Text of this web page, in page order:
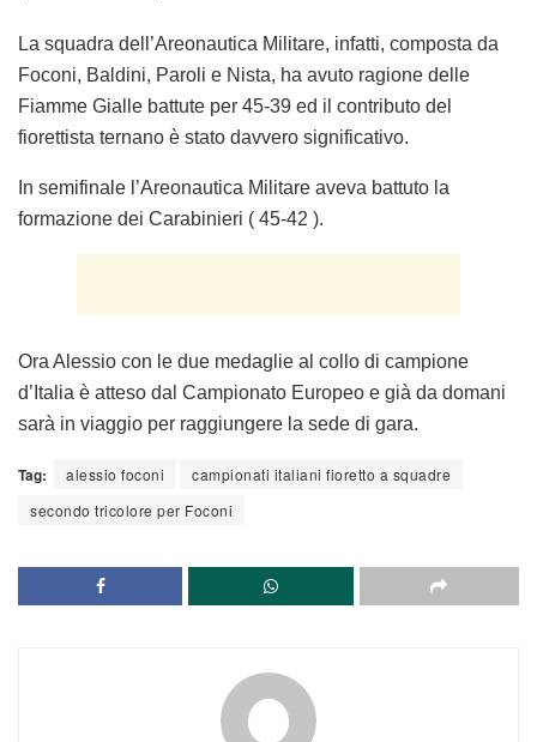
La squadra dell’Areonautica Militare, infatti, composta da
Foconi, Baldini, Paroli e Nista, ha avuto ragione delle
Fiamme Gialle battute per 45-39 ed il contributo del
fiorettista ternano è stato davvero significativo.
In semifinale l’Areonautica Militare aveva battuto la
formazione dei Carabinieri ( 45-42 ).
Ora Alessio con le due medaglie al collo di campione
d’Italia è atteso dal Campionato Europeo e già da domani
sarà in viaggio per raggiungere la sede di gara.
Tag: alessio foconi
campionati italiani fioretto a squadre
secondo tricolore per Foconi